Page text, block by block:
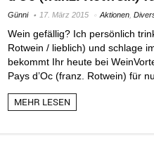
Günni 17. März 2015 Aktionen
Wein gefällig? Ich persönlich
Rotwein / lieblich) und schlage
bekommt Ihr heute bei
Pays d’Oc (franz. Rotwein) für
MEHR LESEN